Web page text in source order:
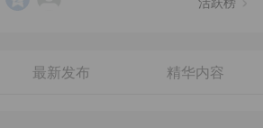
最新发布 精华内容